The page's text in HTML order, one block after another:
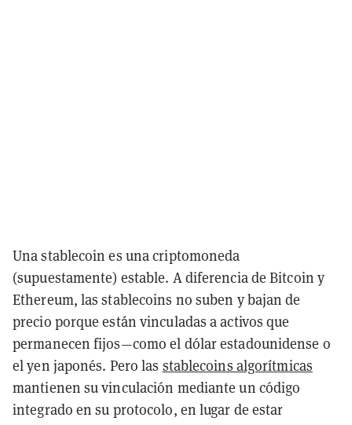
Una stablecoin es una criptomoneda
(supuestamente) estable. A diferencia de Bitcoin y
Ethereum, las stablecoins no suben y bajan de
precio porque están vinculadas a activos que
permanecen fijos—como el dólar estadounidense o
el yen japonés. Pero las stablecoins algorítmicas
mantienen su vinculación mediante un código
integrado en su protocolo, en lugar de estar